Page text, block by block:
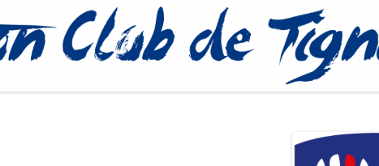
RESPONSABLES CRÉNEAUX –
PROCÉDURE